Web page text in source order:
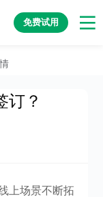
免费试用
订？
上场景不断拓